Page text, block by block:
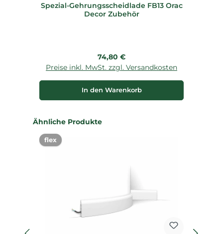
Spezial-Gehrungsscheidlade FB13 Orac
Decor Zubehör
Regulärer Preis:
74,80 €
Preise inkl. MwSt. zzgl. Versandkosten
In den Warenkorb
Produktgalerie überspringen
Ähnliche Produkte
flex